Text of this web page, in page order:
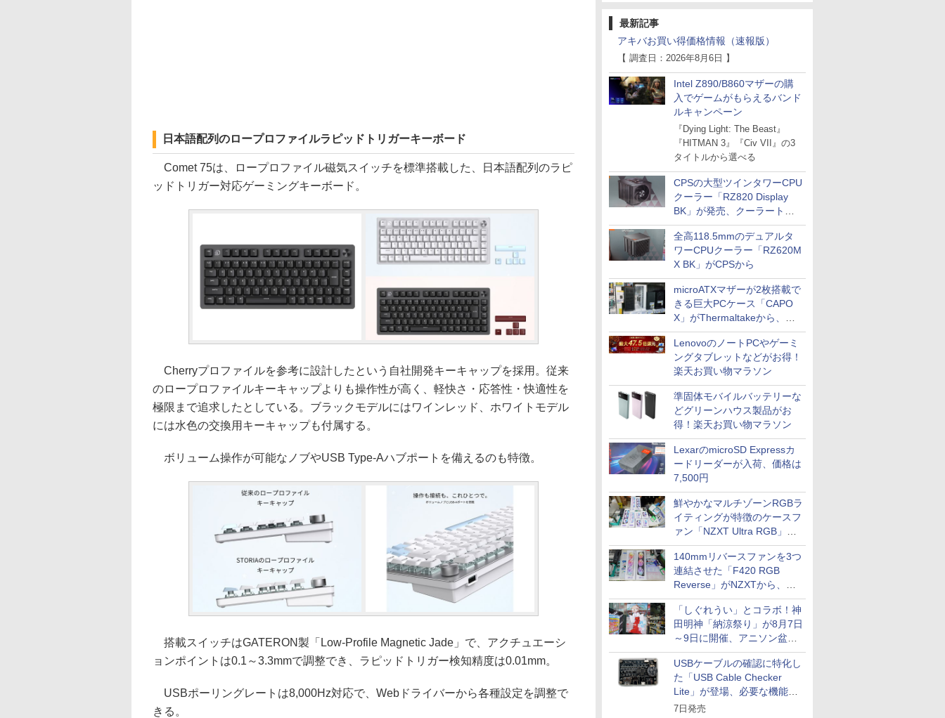
最新記事
アキバお買い得価格情報（速報版）
【 調査日：2026年8月6日 】
Intel Z890/B860マザーの購
入でゲームがもらえるバンド
ルキャンペーン
『Dying Light: The Beast』
『HITMAN 3』『Civ VII』の3
タイトルから選べる
CPSの大型ツインタワーCPU
クーラー「RZ820 Display
BK」が発売、クーラートッ
プに5インチ液晶搭載
全高118.5mmのデュアルタ
ワーCPUクーラー「RZ620M
X BK」がCPSから
microATXマザーが2枚搭載で
きる巨大PCケース「CAPO
X」がThermaltakeから、カ
ラーは2色
LenovoのノートPCやゲーミ
ングタブレットなどがお得！
楽天お買い物マラソン
準固体モバイルバッテリーな
どグリーンハウス製品がお
得！楽天お買い物マラソン
LexarのmicroSD Expressカ
ードリーダーが入荷、価格は
7,500円
鮮やかなマルチゾーンRGBラ
イティングが特徴のケースフ
ァン「NZXT Ultra RGB」が
発売、計8製品
140mmリバースファンを3つ
連結させた「F420 RGB
Reverse」がNZXTから、単
一フレーム採用
「しぐれうい」とコラボ！神
田明神「納涼祭り」が8月7日
～9日に開催、アニソン盆踊
りや屋台グルメなどもあり
USBケーブルの確認に特化し
た「USB Cable Checker
Lite」が登場、必要な機能を
凝縮しコンパクトに
7日発売
日本語配列のロープロファイルラピッドトリガーキーボード
Comet 75は、ロープロファイル磁気スイッチを標準搭載した、日本語配列のラピ
ッドトリガー対応ゲーミングキーボード。
Cherryプロファイルを参考に設計したという自社開発キーキャップを採用。従来
のロープロファイルキーキャップよりも操作性が高く、軽快さ・応答性・快適性を
極限まで追求したとしている。ブラックモデルにはワインレッド、ホワイトモデル
には水色の交換用キーキャップも付属する。
ボリューム操作が可能なノブやUSB Type-Aハブポートを備えるのも特徴。
搭載スイッチはGATERON製「Low-Profile Magnetic Jade」で、アクチュエーシ
ョンポイントは0.1～3.3mmで調整でき、ラピッドトリガー検知精度は0.01mm。
USBポーリングレートは8,000Hz対応で、Webドライバーから各種設定を調整で
きる。